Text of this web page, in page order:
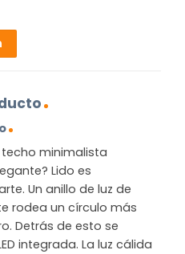
minimalista
Lido es
Un anillo de luz de
rodea un círculo más
Detrás de esto se
integrada. La luz cálida